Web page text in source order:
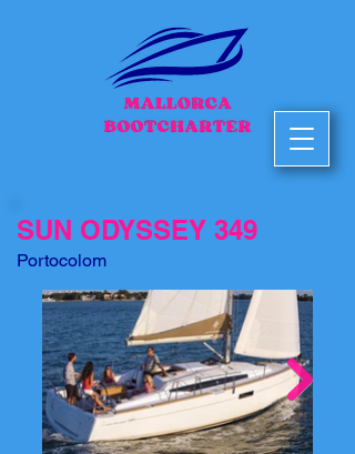
SUN ODYSSEY 349
Portocolom